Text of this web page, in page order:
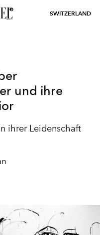
SWITZERLAND
und ihre
ihrer Leidenschaft